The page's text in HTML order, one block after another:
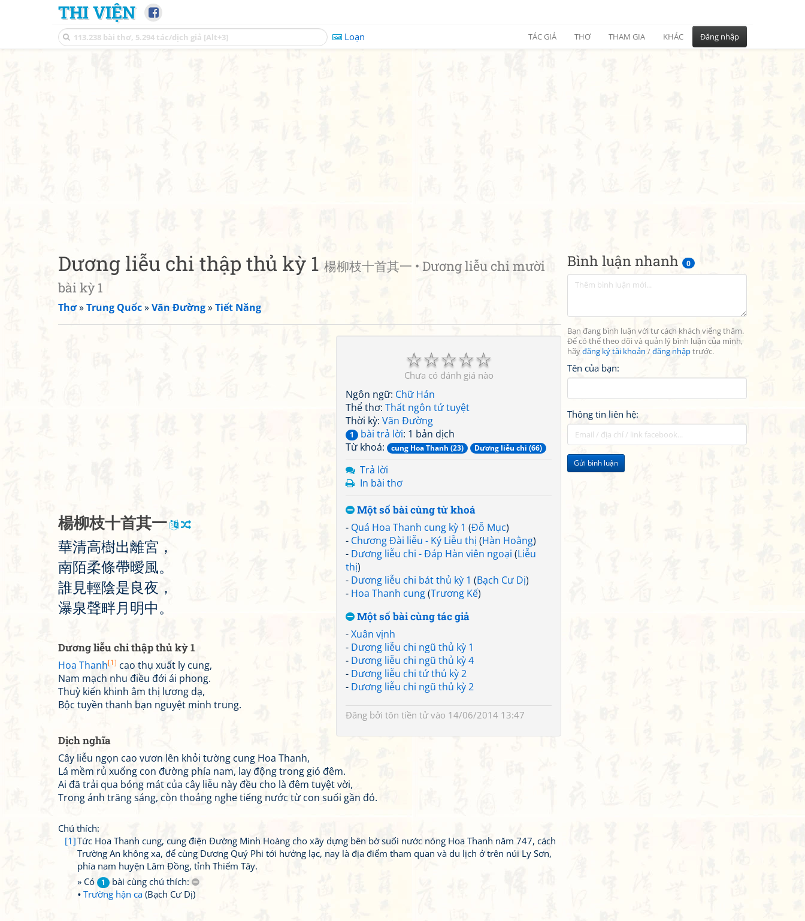
THI VIỆN
Loạn TÁC GIẢ THƠ THAM GIA KHÁC Đăng nhập
Bình luận nhanh 0
Bạn đang bình luận với tư cách khách viếng thăm.
Để có thể theo dõi và quản lý bình luận của mình,
hãyđăng ký tài khoản /đăng nhậptrước.
Tên của bạn:
Thông tin liên hệ:
Gửi bình luận
Dương liễu chi thập thủ kỳ 1 楊柳枝十首其一 • Dương liễu chi mười
bài kỳ 1
Thơ»Trung Quốc»Vãn Đường»Tiết Năng
☆
☆
☆
☆
☆
Chưa có đánh giá nào
Ngôn ngữ: Chữ Hán
Thể thơ: Thất ngôn tứ tuyệt
Thời kỳ: Vãn Đường
1 bài trả lời: 1 bản dịch
Từ khoá:
cung Hoa Thanh (23) Dương liễu chi (66)
Trả lời
In bài thơ
Một số bài cùng từ khoá
- Quá Hoa Thanh cung kỳ 1 (Đỗ Mục)
- Chương Đài liễu - Ký Liễu thị (Hàn Hoằng)
- Dương liễu chi - Đáp Hàn viên ngoại (Liễu
thị)
- Dương liễu chi bát thủ kỳ 1 (Bạch Cư Dị)
- Hoa Thanh cung(Trương Kế)
Một số bài cùng tác giả
-Xuân vịnh
- Dương liễu chi ngũ thủ kỳ 1
- Dương liễu chi ngũ thủ kỳ 4
- Dương liễu chi tứ thủ kỳ 2
- Dương liễu chi ngũ thủ kỳ 2
Đăng bởi tôn tiền tửvào 14/06/2014 13:47
楊柳枝十首其一
華清高樹出離宮 ，
南陌柔條帶曖風。
誰 見輕陰是 良夜 ，
瀑泉聲畔月 明中。
Dương liễu chi thập thủ kỳ 1
Hoa Thanh[1] cao thụ xuất ly cung,
Nam mạch nhu điều đới ái phong.
Thuỳ kiến khinh âm thị lương dạ,
Bộc tuyền thanh bạn nguyệt minh trung.
Dịch nghĩa
Cây liễu ngọn cao vươn lên khỏi tường cung Hoa Thanh,
Lá mềm rủ xuống con đường phía nam, lay động trong gió đêm.
Ai đã trải qua bóng mát của cây liễu này đều cho là đêm tuyệt vời,
Trong ánh trăng sáng, còn thoảng nghe tiếng nước từ con suối gần đó.
Chú thích:
[1]Tức Hoa Thanh cung, cung điện Đường Minh Hoàng cho xây dựng bên bờ suối nước nóng Hoa Thanh năm 747, cách
Trường An không xa, để cùng Dương Quý Phi tới hưởng lạc, nay là địa điểm tham quan và du lịch ở trên núi Ly Sơn,
phía nam huyện Lâm Đồng, tỉnh Thiểm Tây.
» Có
1
bài cùng chú thích:
Trường hận ca (Bạch Cư Dị)